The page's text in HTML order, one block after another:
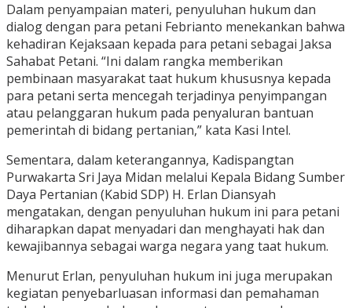
Dalam penyampaian materi, penyuluhan hukum dan
dialog dengan para petani Febrianto menekankan bahwa
kehadiran Kejaksaan kepada para petani sebagai Jaksa
Sahabat Petani. “Ini dalam rangka memberikan
pembinaan masyarakat taat hukum khususnya kepada
para petani serta mencegah terjadinya penyimpangan
atau pelanggaran hukum pada penyaluran bantuan
pemerintah di bidang pertanian,” kata Kasi Intel.
Sementara, dalam keterangannya, Kadispangtan
Purwakarta Sri Jaya Midan melalui Kepala Bidang Sumber
Daya Pertanian (Kabid SDP) H. Erlan Diansyah
mengatakan, dengan penyuluhan hukum ini para petani
diharapkan dapat menyadari dan menghayati hak dan
kewajibannya sebagai warga negara yang taat hukum.
Menurut Erlan, penyuluhan hukum ini juga merupakan
kegiatan penyebarluasan informasi dan pemahaman